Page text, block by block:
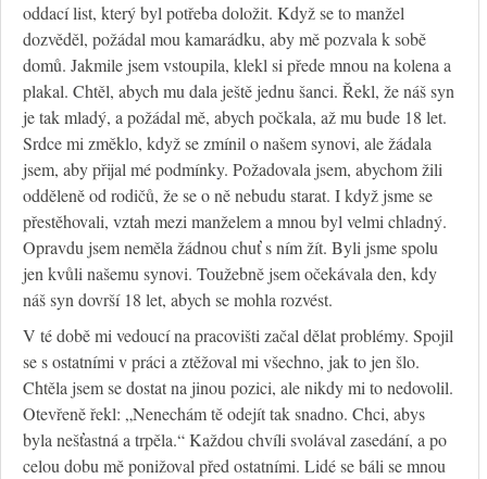
oddací list, který byl potřeba doložit. Když se to manžel
dozvěděl, požádal mou kamarádku, aby mě pozvala k sobě
domů. Jakmile jsem vstoupila, klekl si přede mnou na kolena a
plakal. Chtěl, abych mu dala ještě jednu šanci. Řekl, že náš syn
je tak mladý, a požádal mě, abych počkala, až mu bude 18 let.
Srdce mi změklo, když se zmínil o našem synovi, ale žádala
jsem, aby přijal mé podmínky. Požadovala jsem, abychom žili
odděleně od rodičů, že se o ně nebudu starat. I když jsme se
přestěhovali, vztah mezi manželem a mnou byl velmi chladný.
Opravdu jsem neměla žádnou chuť s ním žít. Byli jsme spolu
jen kvůli našemu synovi. Toužebně jsem očekávala den, kdy
náš syn dovrší 18 let, abych se mohla rozvést.
V té době mi vedoucí na pracovišti začal dělat problémy. Spojil
se s ostatními v práci a ztěžoval mi všechno, jak to jen šlo.
Chtěla jsem se dostat na jinou pozici, ale nikdy mi to nedovolil.
Otevřeně řekl: „Nenechám tě odejít tak snadno. Chci, abys
byla nešťastná a trpěla.“ Každou chvíli svolával zasedání, a po
celou dobu mě ponižoval před ostatními. Lidé se báli se mnou